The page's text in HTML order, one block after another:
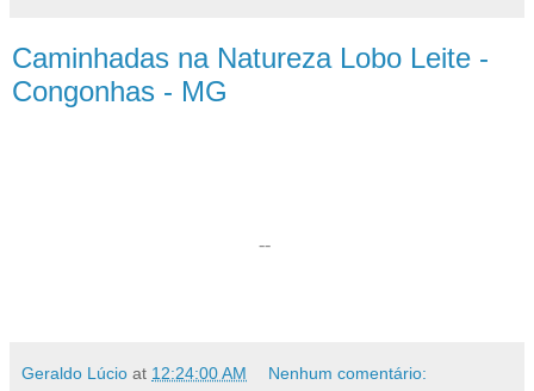
Caminhadas na Natureza Lobo Leite -
Congonhas - MG
--
Geraldo Lúcio at 12:24:00 AM Nenhum comentário: